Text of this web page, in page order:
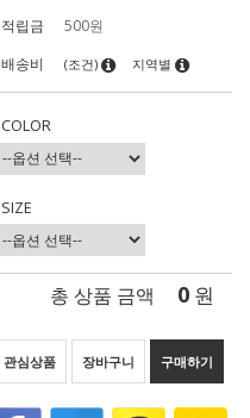
적립금
500원
배송비
(조건) 지역별
COLOR
SIZE
총 상품 금액 0 원
관심상품 장바구니 구매하기